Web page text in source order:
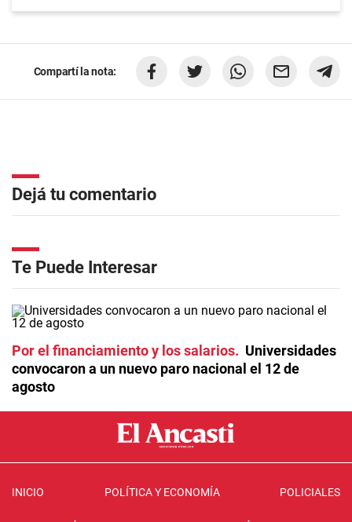
Compartí la nota:
Dejá tu comentario
Te Puede Interesar
Por el financiamiento y los salarios
Universidades
convocaron a un nuevo paro nacional el 12 de
agosto
INICIO POLÍTICA Y ECONOMÍA POLICIALES